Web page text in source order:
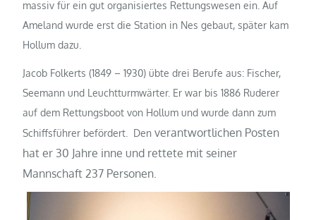
massiv für ein gut organisiertes Rettungswesen ein. Auf
Ameland wurde erst die Station in Nes gebaut, später kam
Hollum dazu.
Jacob Folkerts (1849 – 1930) übte drei Berufe aus: Fischer,
Seemann und Leuchtturmwärter. Er war bis 1886 Ruderer
auf dem Rettungsboot von Hollum und wurde dann zum
Schiffsführer befördert. Den verantwortlichen Posten
hat er 30 Jahre inne und rettete mit seiner
Mannschaft 237 Personen.